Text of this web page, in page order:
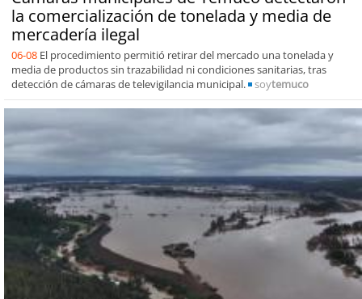
la comercialización de tonelada y media de
mercadería ilegal
06-08 El procedimiento permitió retirar del mercado una tonelada y
media de productos sin trazabilidad ni condiciones sanitarias, tras
detección de cámaras de televigilancia municipal.
soytemuco